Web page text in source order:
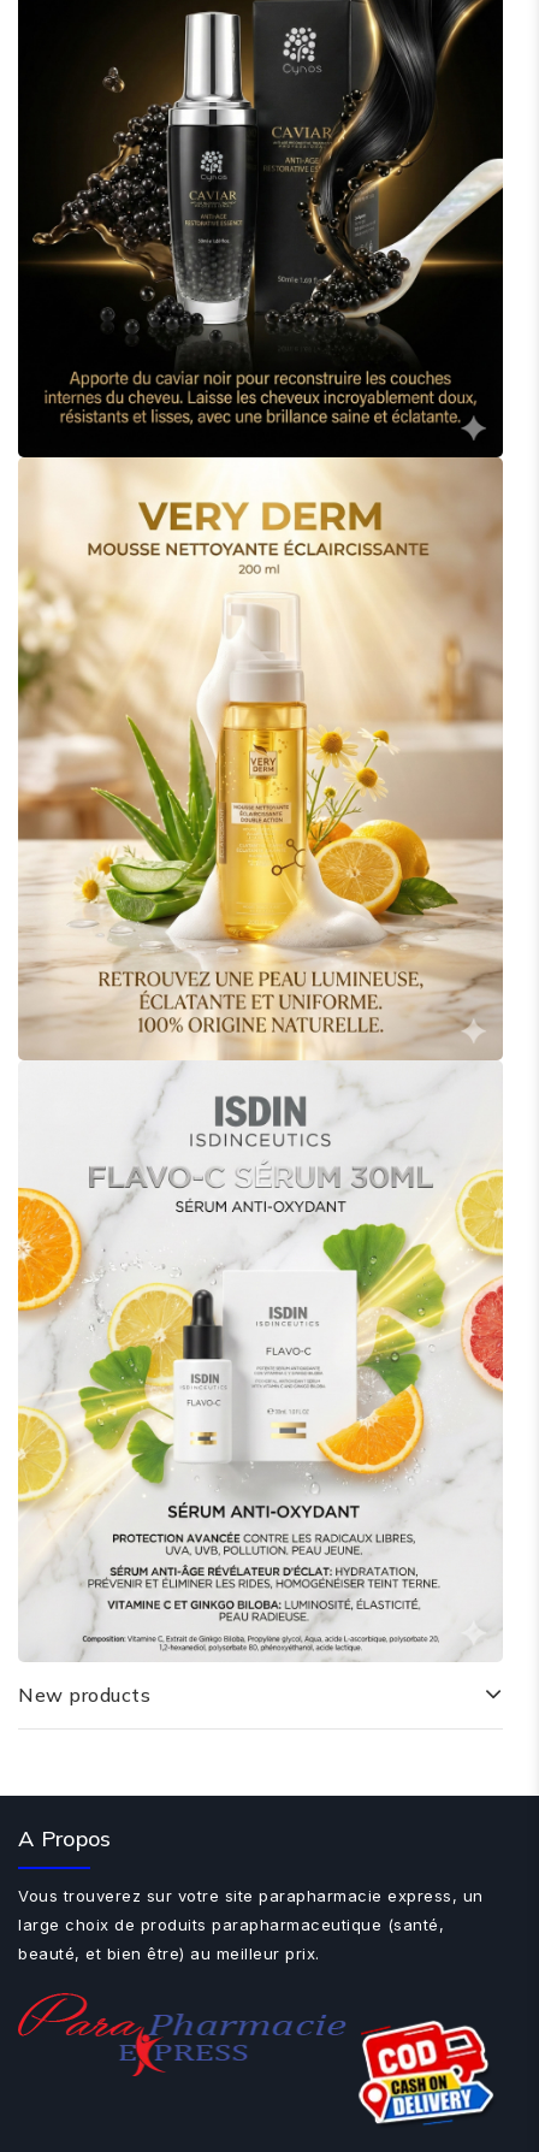
New products
A Propos
Vous trouverez sur votre site parapharmacie express, un
large choix de produits parapharmaceutique (santé,
beauté, et bien être) au meilleur prix.